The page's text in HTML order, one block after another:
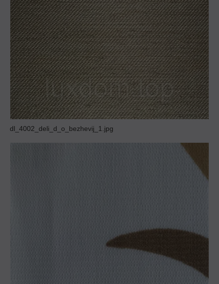
dl_4002_deli_d_o_bezhevij_1.jpg